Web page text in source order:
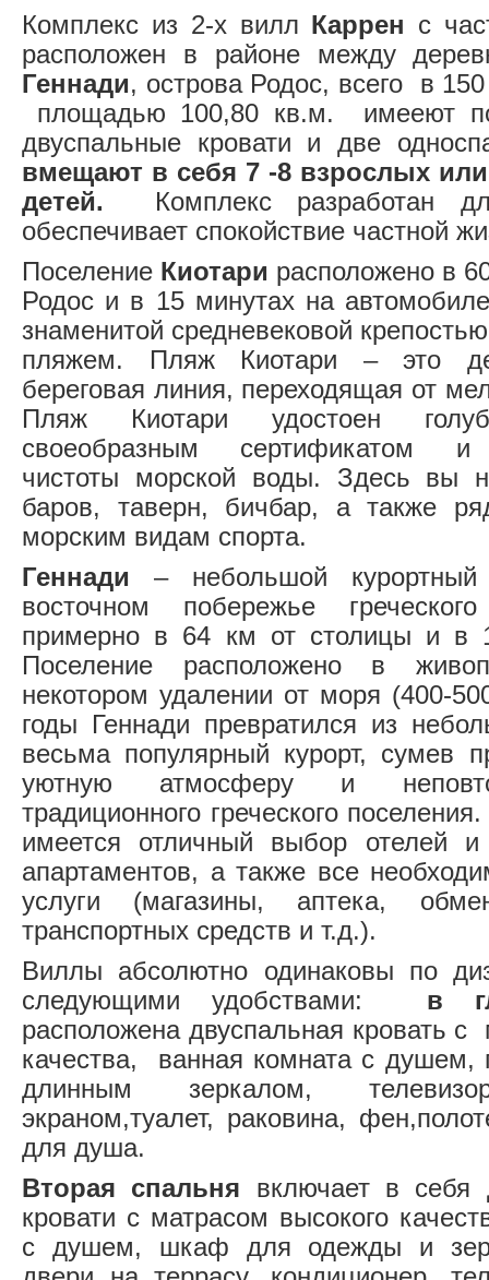
Комплекс из 2-х вилл Каррен с
расположен в районе между
Геннади, острова Родос, всего в
площадью 100,80 кв.м. имееют
двуспальные кровати и две
вмещают в себя 7 -8 взрослых
детей. Комплекс разработан
обеспечивает спокойствие частной
Поселение Киотари расположено в
Родос и в 15 минутах на
знаменитой средневековой
пляжем. Пляж Киотари – это
береговая линия, переходящая от
Пляж Киотари удостоен
своеобразным сертификатом и
чистоты морской воды. Здесь вы
баров, таверн, бичбар, а также
морским видам спорта.
Геннади – небольшой
восточном побережье
примерно в 64 км от столицы и в
Поселение расположено в
некотором удалении от моря (400-
годы Геннади превратился из
весьма популярный курорт, сумев
уютную атмосферу и
традиционного греческого
имеется отличный выбор отелей и
апартаментов, а также все
услуги (магазины, аптека,
транспортных средств и т.д.).
Виллы абсолютно одинаковы по
следующими удобствами: в
расположена двуспальная кровать с
качества, ванная комната с душем,
длинным зеркалом,
экраном,туалет, раковина,
для душа.
Вторая спальня включает в себя
кровати с матрасом высокого
с душем, шкаф для одежды и